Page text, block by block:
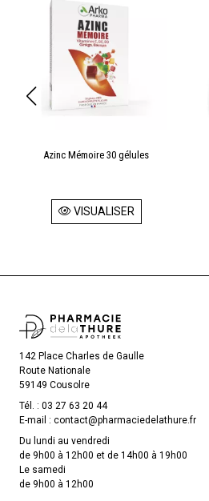
Azinc Mémoire 30 gélules
VISUALISER
142 Place Charles de Gaulle
Route Nationale
59149 Cousolre
Tél. : 03 27 63 20 44
E-mail : contact@pharmaciedelathure.fr
Du lundi au vendredi
de 9h00 à 12h00 et de 14h00 à 19h00
Le samedi
de 9h00 à 12h00